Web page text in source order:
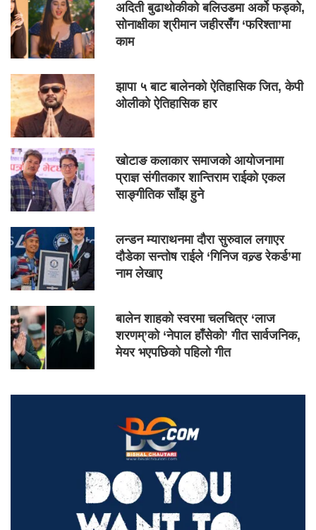
अदिती बुढाथोकीको बलिउडमा अर्को फड्को,
सोनाक्षीका श्रीमान जहीरसँग ‘फरिश्ता’मा
काम
झापा ५ बाट बालेनको ऐतिहासिक जित, केपी
ओलीको ऐतिहासिक हार
खोटाङ कलाकार समाजको आयोजनामा
प्राज्ञ संगीतकार शान्तिराम राईको एकल
साङ्गीतिक साँझ हुने
लन्डन म्याराथनमा दौरा सुरुवाल लगाएर
दौडेका सन्तोष राईले ‘गिनिज वल्र्ड रेकर्ड’मा
नाम लेखाए
बालेन शाहको स्वरमा चलचित्र ‘लाज
शरणम्’को ‘नेपाल हाँसेको’ गीत सार्वजनिक,
मेयर भएपछिको पहिलो गीत